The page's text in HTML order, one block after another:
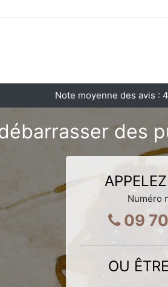
Note moyenne des avis :
des
Numéro
09 70
OU